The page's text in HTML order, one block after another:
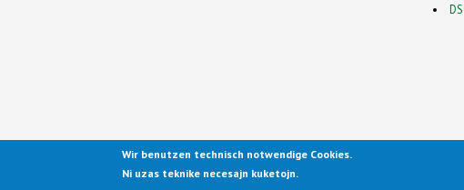
Wir benutzen technisch notwendige Cookies.
Ni uzas teknike necesajn kuketojn.